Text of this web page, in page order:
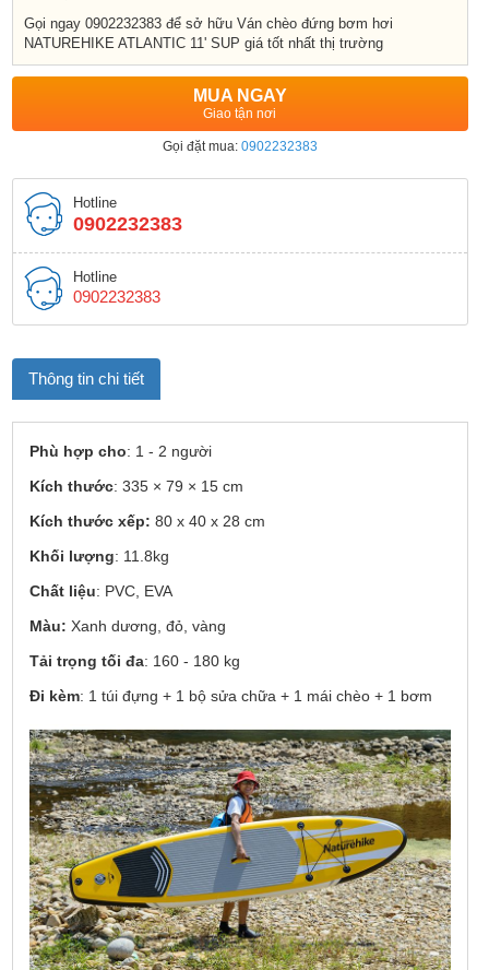
Gọi ngay 0902232383 để sở hữu Ván chèo đứng bơm hơi
NATUREHIKE ATLANTIC 11' SUP giá tốt nhất thị trường
MUA NGAY
Giao tận nơi
Gọi đặt mua: 0902232383
Hotline
0902232383
Hotline
0902232383
Thông tin chi tiết
Phù hợp cho: 1 - 2 người
Kích thước: 335 × 79 × 15 cm
Kích thước xếp: 80 x 40 x 28 cm
Khối lượng: 11.8kg
Chất liệu: PVC, EVA
Màu: Xanh dương, đỏ, vàng
Tải trọng tối đa: 160 - 180 kg
Đi kèm: 1 túi đựng + 1 bộ sửa chữa + 1 mái chèo + 1 bơm